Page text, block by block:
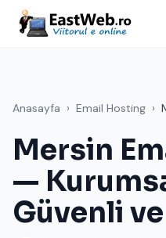
Anasayfa › Email Hosting ›
Mersin
—
Güvenli